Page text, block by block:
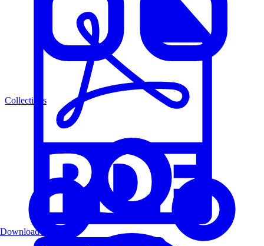
Collections
Download PDF